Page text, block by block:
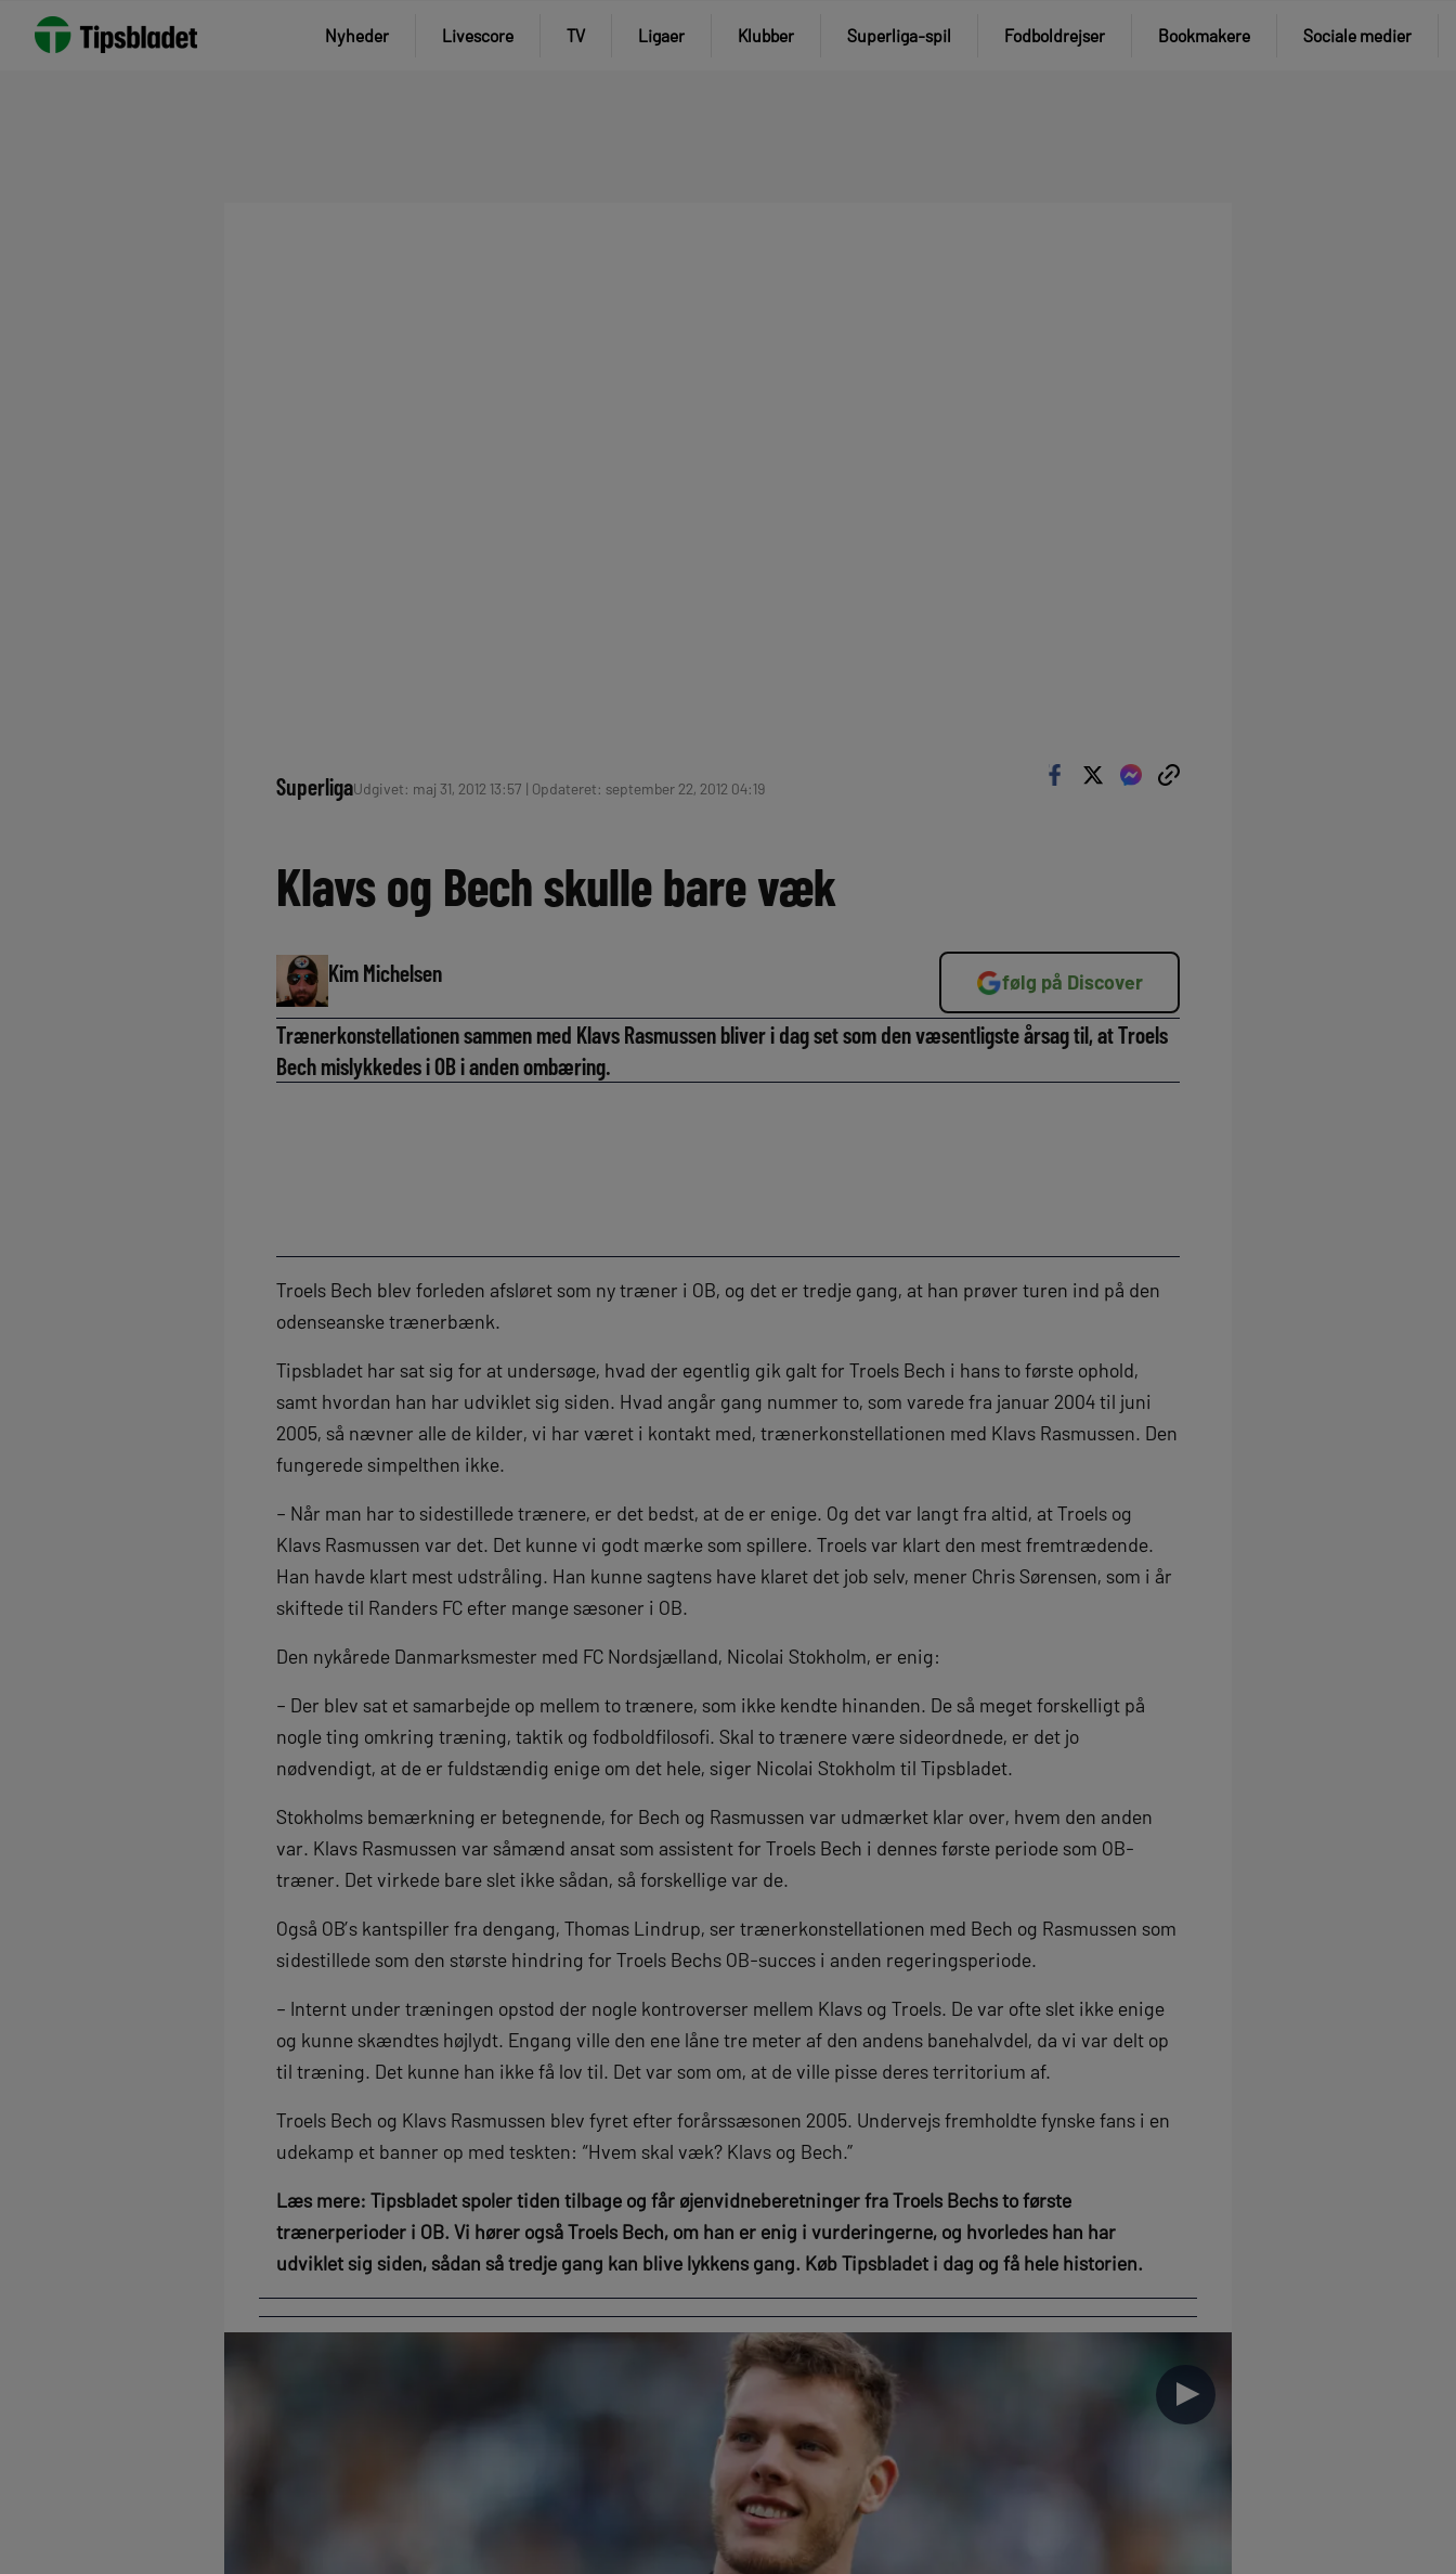
Nyheder Livescore TV Ligaer Klubber Superliga-spil Fodboldrejser Bookmakere Sociale medier
SuperligaUdgivet: maj 31, 2012 13:57 | Opdateret: september 22, 2012 04:19
Klavs og Bech skulle bare væk
Kim Michelsen følg på Discover
Trænerkonstellationen sammen med Klavs Rasmussen bliver i dag set som den væsentligste årsag til, at Troels
Bech mislykkedes i OB i anden ombæring.
Troels Bech blev forleden afsløret som ny træner i OB, og det er tredje gang, at han prøver turen ind på den
odenseanske trænerbænk.
Tipsbladet har sat sig for at undersøge, hvad der egentlig gik galt for Troels Bech i hans to første ophold,
samt hvordan han har udviklet sig siden. Hvad angår gang nummer to, som varede fra januar 2004 til juni
2005, så nævner alle de kilder, vi har været i kontakt med, trænerkonstellationen med Klavs Rasmussen. Den
fungerede simpelthen ikke.
– Når man har to sidestillede trænere, er det bedst, at de er enige. Og det var langt fra altid, at Troels og
Klavs Rasmussen var det. Det kunne vi godt mærke som spillere. Troels var klart den mest fremtrædende.
Han havde klart mest udstråling. Han kunne sagtens have klaret det job selv, mener Chris Sørensen, som i år
skiftede til Randers FC efter mange sæsoner i OB.
Den nykårede Danmarksmester med FC Nordsjælland, Nicolai Stokholm, er enig:
– Der blev sat et samarbejde op mellem to trænere, som ikke kendte hinanden. De så meget forskelligt på
nogle ting omkring træning, taktik og fodboldfilosofi. Skal to trænere være sideordnede, er det jo
nødvendigt, at de er fuldstændig enige om det hele, siger Nicolai Stokholm til Tipsbladet.
Stokholms bemærkning er betegnende, for Bech og Rasmussen var udmærket klar over, hvem den anden
var. Klavs Rasmussen var såmænd ansat som assistent for Troels Bech i dennes første periode som OB-
træner. Det virkede bare slet ikke sådan, så forskellige var de.
Også OB’s kantspiller fra dengang, Thomas Lindrup, ser trænerkonstellationen med Bech og Rasmussen som
sidestillede som den største hindring for Troels Bechs OB-succes i anden regeringsperiode.
– Internt under træningen opstod der nogle kontroverser mellem Klavs og Troels. De var ofte slet ikke enige
og kunne skændtes højlydt. Engang ville den ene låne tre meter af den andens banehalvdel, da vi var delt op
til træning. Det kunne han ikke få lov til. Det var som om, at de ville pisse deres territorium af.
Troels Bech og Klavs Rasmussen blev fyret efter forårssæsonen 2005. Undervejs fremholdte fynske fans i en
udekamp et banner op med teskten: “Hvem skal væk? Klavs og Bech.”
Læs mere: Tipsbladet spoler tiden tilbage og får øjenvidneberetninger fra Troels Bechs to første
trænerperioder i OB. Vi hører også Troels Bech, om han er enig i vurderingerne, og hvorledes han har
udviklet sig siden, sådan så tredje gang kan blive lykkens gang. Køb Tipsbladet i dag og få hele historien.
►